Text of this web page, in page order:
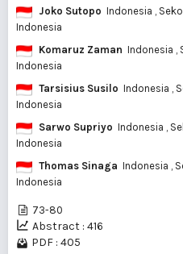
Joko Sutopo Indonesia ,
Indonesia
Komaruz Zaman Indonesia ,
Indonesia
Tarsisius Susilo Indonesia ,
Indonesia
Sarwo Supriyo Indonesia ,
Indonesia
Thomas Sinaga Indonesia ,
Indonesia
73-80
Abstract : 416
PDF : 405